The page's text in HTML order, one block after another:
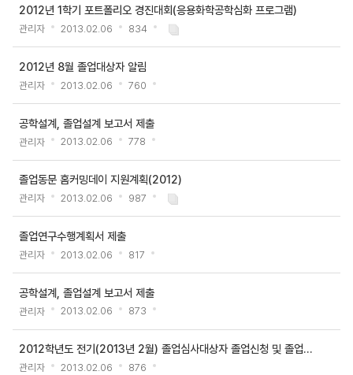
2012년 1학기 포트폴리오 경진대회(응용화학공학심화 프로그램)
관리자 2013.02.06 834
2012년 8월 졸업대상자 알림
관리자 2013.02.06 760
공학설계, 졸업설계 보고서 제출
관리자 2013.02.06 778
졸업동문 홈커밍데이 지원계획(2012)
관리자 2013.02.06 987
졸업연구수행계획서 제출
관리자 2013.02.06 817
공학설계, 졸업설계 보고서 제출
관리자 2013.02.06 873
2012학년도 전기(2013년 2월) 졸업심사대상자 졸업신청 및 졸업요건확인 안내
관리자 2013.02.06 876